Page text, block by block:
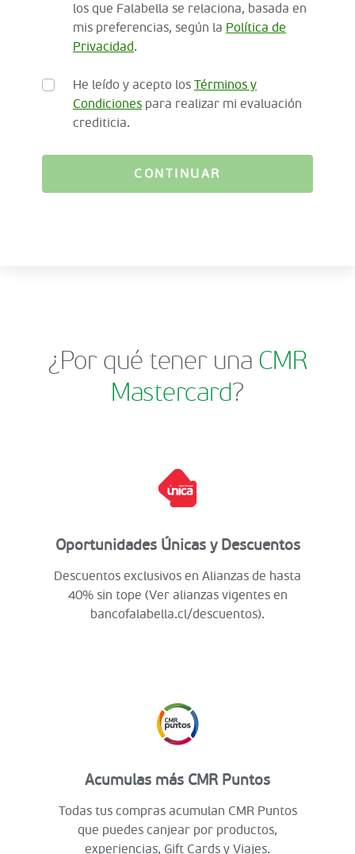
los que Falabella se relaciona, basada en
mis preferencias, según la Política de
Privacidad.
He leído y acepto los Términos y
Condiciones para realizar mi evaluación
crediticia.
CONTINUAR
¿Por qué tener una CMR
Mastercard?
Oportunidades Únicas y Descuentos
Descuentos exclusivos en Alianzas de hasta
40% sin tope (Ver alianzas vigentes en
bancofalabella.cl/descuentos).
Acumulas más CMR Puntos
Todas tus compras acumulan CMR Puntos
que puedes canjear por productos,
experiencias, Gift Cards y Viajes.